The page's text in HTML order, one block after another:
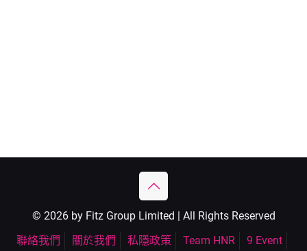
© 2026 by Fitz Group Limited | All Rights Reserved
聯絡我們
關於我們 私隱政策 Team HNR 9 Event